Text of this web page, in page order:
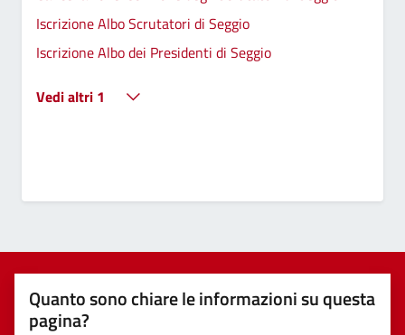
Iscrizione Albo Scrutatori di Seggio
Iscrizione Albo dei Presidenti di Seggio
Vedi altri 1
Quanto sono chiare le informazioni su questa
pagina?